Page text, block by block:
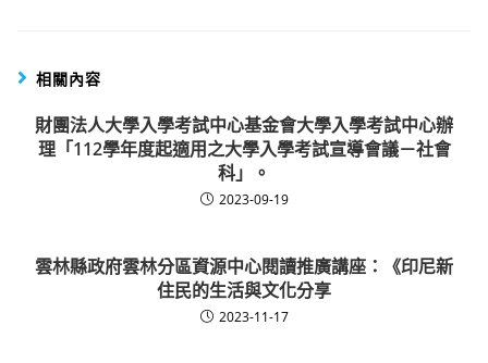
相關內容
財團法人大學入學考試中心基金會大學入學考試中心辦
理「112學年度起適用之大學入學考試宣導會議－社會
科」。
2023-09-19
雲林縣政府雲林分區資源中心閱讀推廣講座：《印尼新
住民的生活與文化分享
2023-11-17